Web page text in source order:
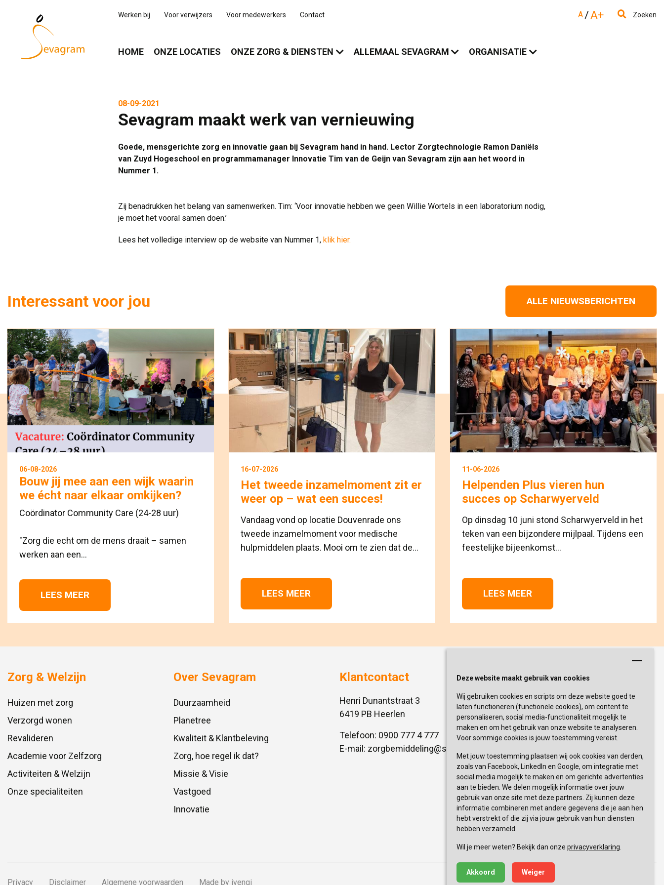
Deze website maakt gebruik van cookies
Wij gebruiken cookies en scripts om deze website goed te
laten functioneren (functionele cookies), om content te
personaliseren, social media-functionaliteit mogelijk te
maken en om het gebruik van onze website te analyseren.
Voor sommige cookies is jouw toestemming vereist.
Met jouw toestemming plaatsen wij ook cookies van derden,
zoals van Facebook, LinkedIn en Google, om integratie met
social media mogelijk te maken en om gerichte advertenties
aan te bieden. We delen mogelijk informatie over jouw
gebruik van onze site met deze partners. Zij kunnen deze
informatie combineren met andere gegevens die je aan hen
hebt verstrekt of die zij via jouw gebruik van hun diensten
hebben verzameld.
Wil je meer weten? Bekijk dan onze privacyverklaring
Akkoord Weiger
Werken bij Voor verwijzers Voor medewerkers Contact A /A+ Zoeken
HOME ONZE LOCATIES ONZE ZORG & DIENSTEN ALLEMAAL SEVAGRAM ORGANISATIE
08-09-2021
Sevagram maakt werk van vernieuwing
Goede, mensgerichte zorg en innovatie gaan bij Sevagram hand in hand. Lector Zorgtechnologie Ramon Daniëls
van Zuyd Hogeschool en programmamanager Innovatie Tim van de Geijn van Sevagram zijn aan het woord in
Nummer 1.
Zij benadrukken het belang van samenwerken. Tim: ‘Voor innovatie hebben we geen Willie Wortels in een laboratorium nodig,
je moet het vooral samen doen.’
Lees het volledige interview op de website van Nummer 1, klik hier.
Interessant voor jou ALLE NIEUWSBERICHTEN
06-08-2026
Bouw jij mee aan een wijk waarin
we écht naar elkaar omkijken?
Coördinator Community Care (24-28 uur)
"Zorg die echt om de mens draait – samen
werken aan een...
LEES MEER
16-07-2026
Het tweede inzamelmoment zit er
weer op – wat een succes!
Vandaag vond op locatie Douvenrade ons
tweede inzamelmoment voor medische
hulpmiddelen plaats. Mooi om te zien dat de...
LEES MEER
11-06-2026
Helpenden Plus vieren hun
succes op Scharwyerveld
Op dinsdag 10 juni stond Scharwyerveld in het
teken van een bijzondere mijlpaal. Tijdens een
feestelijke bijeenkomst...
LEES MEER
Zorg & Welzijn
Huizen met zorg
Verzorgd wonen
Revalideren
Academie voor Zelfzorg
Activiteiten & Welzijn
Onze specialiteiten
Over Sevagram
Duurzaamheid
Planetree
Kwaliteit & Klantbeleving
Zorg, hoe regel ik dat?
Missie & Visie
Vastgoed
Innovatie
Klantcontact
Henri Dunantstraat 3
6419 PB Heerlen
Telefoon: 0900 777 4 777
E-mail: zorgbemiddeling@sevagram.nl
Schrijf je nu in!
Blijf op de hoogte van de laatste
activiteiten en nieuwtjes met onze
nieuwsbrief
INSCHRIJVEN
Privacy Disclaimer Algemene voorwaarden Made by ivengi